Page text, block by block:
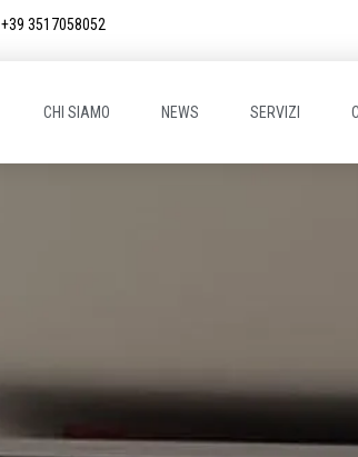
+39 3517058052
CHI SIAMO NEWS SERVIZI